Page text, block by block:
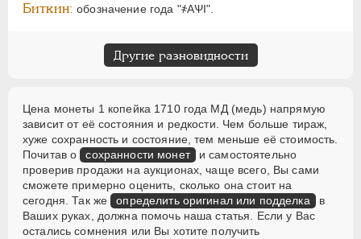
Биткин: обозначение года "҂АѰI".
Другие разновидности
Цена монеты 1 копейка 1710 года МД (медь) напрямую
зависит от её состояния и редкости. Чем больше тираж,
хуже сохранность и состояние, тем меньше её стоимость.
Почитав о сохранности монет и самостоятельно
проверив продажи на аукционах, чаще всего, Вы сами
сможете примерно оценить, сколько она стоит на
сегодня. Так же определить оригинал или подделка в
Ваших руках, должна помочь наша статья. Если у Вас
остались сомнения или Вы хотите получить